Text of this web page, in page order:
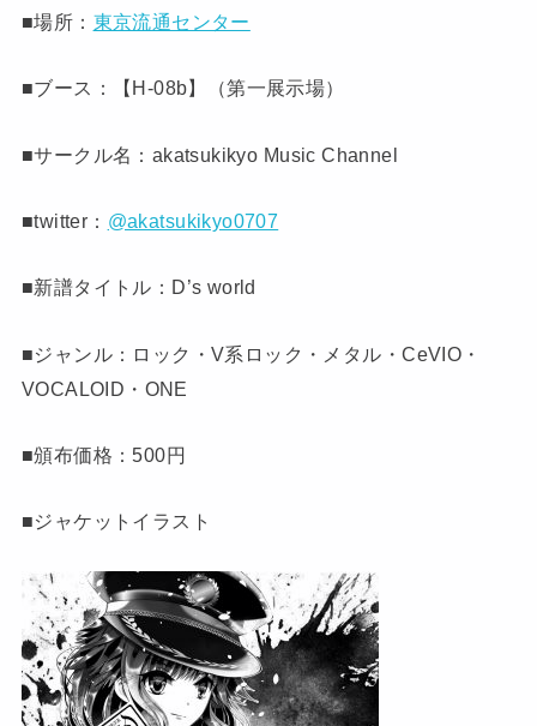
■場所： 東京流通センター
■ブース：【H-08b】（第一展示場）
■サークル名：akatsukikyo Music Channel
■twitter： @akatsukikyo0707
■新譜タイトル：D’s world
■ジャンル：ロック・V系ロック・メタル・CeVIO・
VOCALOID・ONE
■頒布価格：500円
■ジャケットイラスト